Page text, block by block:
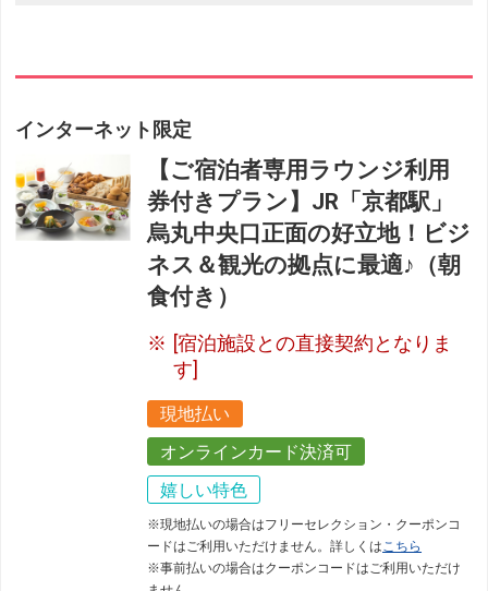
インターネット限定
【ご宿泊者専用ラウンジ利用
券付きプラン】JR「京都駅」
烏丸中央口正面の好立地！ビジ
ネス＆観光の拠点に最適♪（朝
食付き）
[宿泊施設との直接契約となりま
す]
現地払い
オンラインカード決済可
嬉しい特色
※現地払いの場合はフリーセレクション・クーポンコ
ードはご利用いただけません。詳しくはこちら
※事前払いの場合はクーポンコードはご利用いただけ